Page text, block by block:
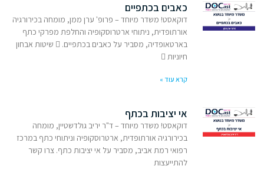
כאבים בכתפיים
דוקאסט! משדר מיוחד – פרופ' ערן ממן, מומחה בכירורגיה
אורתופדית, ניתוחי ארטרוסקופיה והחלפת מפרקי כתף
בארטאופדיה, מסביר על כאבים בכתפיים.  שיטות אבחון
חיוניות 
קרא עוד »
אי יציבות בכתף
דוקאסט! משדר מיוחד – ד"ר יריב גולדשטיין, מומחה
בכירורגיה אורתופדית, ארטרוסקופיה וניתוחי כתף במרכז
רפואי רמת אביב, מסביר על אי יציבות כתף. צרו קשר
להתייעצות